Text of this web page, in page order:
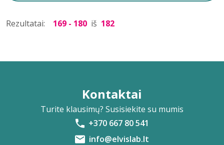
Rezultatai: 169 - 180 iš 182
Kontaktai
Turite klausimų? Susisiekite su mumis
+370 667 80 541
info@elvislab.lt